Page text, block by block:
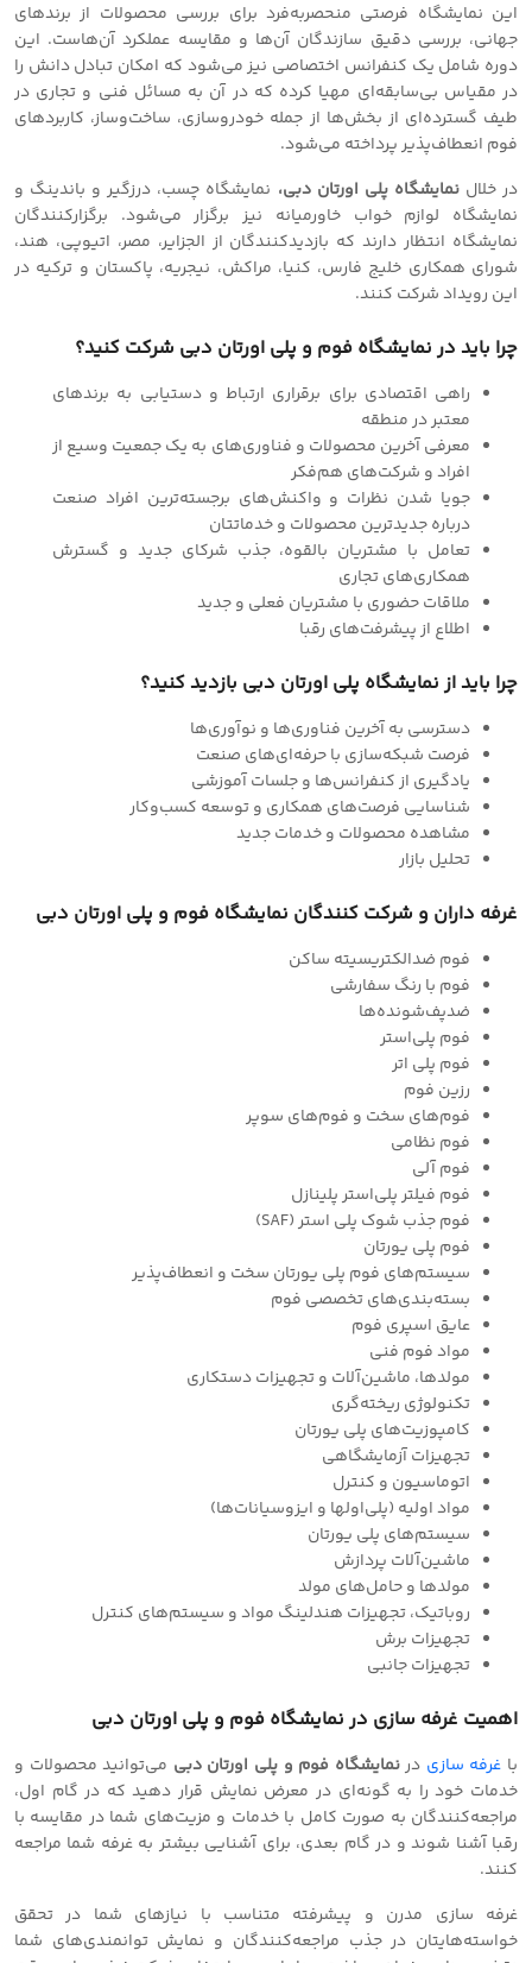
این نمایشگاه فرصتی منحصر‌به‌فرد برای بررسی محصولات از برندهای
جهانی، بررسی دقیق سازندگان آن‌ها و مقایسه عملکرد آن‌هاست. این
دوره شامل یک کنفرانس اختصاصی نیز می‌شود که امکان تبادل دانش را
در مقیاس بی‌سابقه‌ای مهیا کرده که در آن به مسائل فنی و تجاری در
طیف گسترده‌ای از بخش‌ها از جمله خودروسازی، ساخت‌وساز، کاربردهای
فوم انعطاف‌پذیر پرداخته می‌شود.
در خلال نمایشگاه پلی اورتان دبی، نمایشگاه چسب، درزگیر و باندینگ و
نمایشگاه لوازم خواب خاورمیانه نیز برگزار می‌شود. برگزارکنندگان
نمایشگاه انتظار دارند که بازدیدکنندگان از الجزایر، مصر، اتیوپی، هند،
شورای همکاری خلیج فارس، کنیا، مراکش، نیجریه، پاکستان و ترکیه در
این رویداد شرکت کنند.
چرا باید در نمایشگاه فوم و پلی اورتان دبی شرکت کنید؟
راهی اقتصادی برای برقراری ارتباط و دستیابی به برندهای
معتبر در منطقه
معرفی آخرین محصولات و فناوری‌های به یک جمعیت وسیع از
افراد و شرکت‌های هم‌فکر
جویا شدن نظرات و واکنش‌های برجسته‌ترین افراد صنعت
درباره جدیدترین محصولات و خدماتتان
تعامل با مشتریان بالقوه، جذب شرکای جدید و گسترش
همکاری‌های تجاری
ملاقات حضوری با مشتریان فعلی و جدید
اطلاع از پیشرفت‌های رقبا
چرا باید از نمایشگاه پلی اورتان دبی بازدید کنید؟
دسترسی به آخرین فناوری‌ها و نوآوری‌ها
فرصت شبکه‌سازی با حرفه‌ای‌های صنعت
یادگیری از کنفرانس‌ها و جلسات آموزشی
شناسایی فرصت‌های همکاری و توسعه کسب‌وکار
مشاهده محصولات و خدمات جدید
تحلیل بازار
غرفه داران و شرکت کنندگان نمایشگاه فوم و پلی اورتان دبی
فوم ضدالکتریسیته ساکن
فوم با رنگ سفارشی
ضدپف‌شونده‌ها
فوم پلی‌استر
فوم پلی اتر
رزین فوم
فوم‌های سخت و فوم‌های سوپر
فوم نظامی
فوم آلی
فوم فیلتر پلی‌استر پلینازل
فوم جذب شوک پلی استر (SAF)
فوم پلی یورتان
سیستم‌های فوم پلی یورتان سخت و انعطاف‌پذیر
بسته‌بندی‌های تخصصی فوم
عایق اسپری فوم
مواد فوم فنی
مولدها، ماشین‌آلات و تجهیزات دستکاری
تکنولوژی ریخته‌گری
کامپوزیت‌های پلی یورتان
تجهیزات آزمایشگاهی
اتوماسیون و کنترل
مواد اولیه (پلی‌اولها و ایزوسیانات‌ها)
سیستم‌های پلی یورتان
ماشین‌آلات پردازش
مولدها و حامل‌های مولد
روباتیک، تجهیزات هندلینگ مواد و سیستم‌های کنترل
تجهیزات برش
تجهیزات جانبی
اهمیت غرفه سازی در نمایشگاه فوم و پلی اورتان دبی
با غرفه سازی درنمایشگاه فوم و پلی اورتان دبی می‌توانید محصولات و
خدمات خود را به گونه‌ای در معرض نمایش قرار دهید که در گام اول،
مراجعه‌کنندگان به صورت کامل با خدمات و مزیت‌های شما در مقایسه با
رقبا آشنا شوند و در گام بعدی، برای آشنایی بیشتر به غرفه شما مراجعه
کنند.
غرفه سازی مدرن و پیشرفته متناسب با نیازهای شما در تحقق
خواسته‌هایتان در جذب مراجعه‌کنندگان و نمایش توانمندی‌های شما